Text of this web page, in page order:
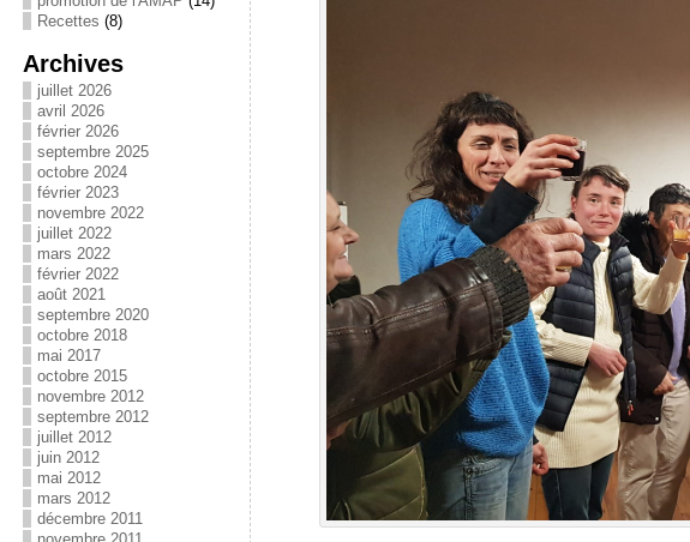
Recettes (8)
Archives
juillet 2026
avril 2026
février 2026
septembre 2025
octobre 2024
février 2023
novembre 2022
juillet 2022
mars 2022
février 2022
août 2021
septembre 2020
octobre 2018
mai 2017
octobre 2015
novembre 2012
septembre 2012
juillet 2012
juin 2012
mai 2012
mars 2012
décembre 2011